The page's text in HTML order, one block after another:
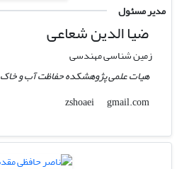
مدیر مسئول
ضیا الدین شعاعی
زمین شناسی مهندسی
هیات علمی پژوهشکده حفاظت آب و خاک
zshoaei
gmail.com